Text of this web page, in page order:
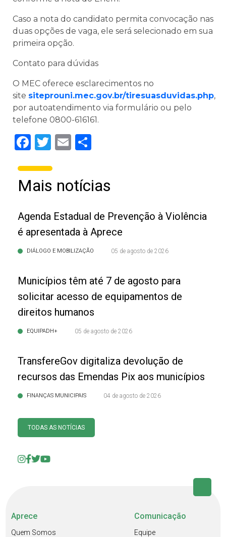
Caso a nota do candidato permita convocação nas
duas opções de vaga, ele será selecionado em sua
primeira opção.
Contato para dúvidas
O MEC oferece esclarecimentos no
site siteprouni.mec.gov.br/tiresuasduvidas.php,
por autoatendimento via formulário ou pelo
telefone 0800-616161.
Facebook
Twitter
Email
Mais notícias
Agenda Estadual de Prevenção à Violência
é apresentada à Aprece
DIÁLOGO E MOBILIZAÇÃO 05 de agosto de 2026
Municípios têm até 7 de agosto para
solicitar acesso de equipamentos de
direitos humanos
EQUIPADH+ 05 de agosto de 2026
TransfereGov digitaliza devolução de
recursos das Emendas Pix aos municípios
FINANÇAS MUNICIPAIS 04 de agosto de 2026
TODAS AS NOTÍCIAS
Aprece
Quem Somos
Comunicação
Equipe